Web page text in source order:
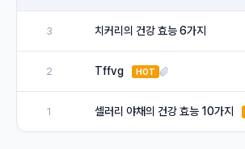
3 치커리의 건강 효능 6가지
2 Tffvg HOT
1 셀러리 야채의 건강 효능 10가지